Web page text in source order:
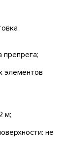
препрега;
элементов
м;
не